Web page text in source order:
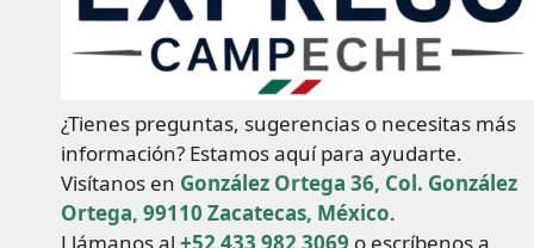
¿Tienes preguntas, sugerencias o necesitas más
información? Estamos aquí para ayudarte.
Visítanos en González Ortega 36, Col. González
Ortega, 99110 Zacatecas, México.
Llámanos al +52 433 982 3069 o escríbenos a